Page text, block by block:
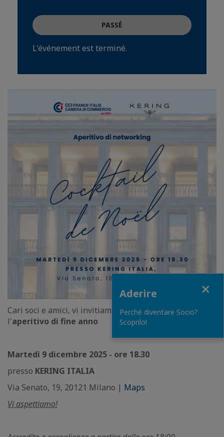
PASSÉ
L'événement est terminé.
Cari soci e amici, vi invitiamo a ritrovarci per
l'aperitivo di fine anno
Martedì 9 dicembre 2025 - ore 18.30
presso KERING ITALIA
Via Senato, 19, 20121 Milano | Maps
Vi aspettiamo!
Aderire
Perché diventare Socio?
Scoprilo!